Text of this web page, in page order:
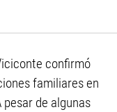
confirmó
familiares en
de algunas